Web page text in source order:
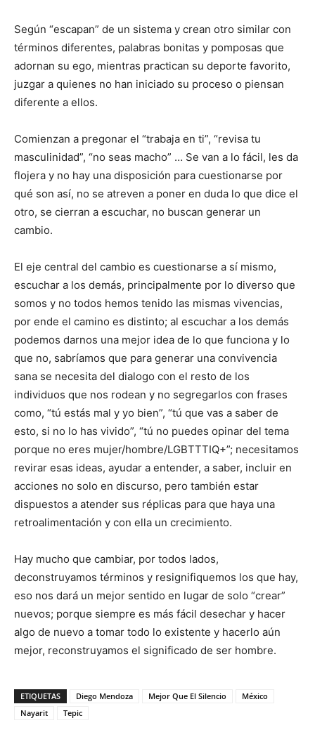
Según “escapan” de un sistema y crean otro similar con
términos diferentes, palabras bonitas y pomposas que
adornan su ego, mientras practican su deporte favorito,
juzgar a quienes no han iniciado su proceso o piensan
diferente a ellos.
Comienzan a pregonar el “trabaja en ti”, “revisa tu
masculinidad”, “no seas macho” … Se van a lo fácil, les da
flojera y no hay una disposición para cuestionarse por
qué son así, no se atreven a poner en duda lo que dice el
otro, se cierran a escuchar, no buscan generar un
cambio.
El eje central del cambio es cuestionarse a sí mismo,
escuchar a los demás, principalmente por lo diverso que
somos y no todos hemos tenido las mismas vivencias,
por ende el camino es distinto; al escuchar a los demás
podemos darnos una mejor idea de lo que funciona y lo
que no, sabríamos que para generar una convivencia
sana se necesita del dialogo con el resto de los
individuos que nos rodean y no segregarlos con frases
como, “tú estás mal y yo bien”, “tú que vas a saber de
esto, si no lo has vivido”, “tú no puedes opinar del tema
porque no eres mujer/hombre/LGBTTTIQ+”; necesitamos
revirar esas ideas, ayudar a entender, a saber, incluir en
acciones no solo en discurso, pero también estar
dispuestos a atender sus réplicas para que haya una
retroalimentación y con ella un crecimiento.
Hay mucho que cambiar, por todos lados,
deconstruyamos términos y resignifiquemos los que hay,
eso nos dará un mejor sentido en lugar de solo “crear”
nuevos; porque siempre es más fácil desechar y hacer
algo de nuevo a tomar todo lo existente y hacerlo aún
mejor, reconstruyamos el significado de ser hombre.
ETIQUETAS Diego Mendoza Mejor Que El Silencio
México
Nayarit
Tepic